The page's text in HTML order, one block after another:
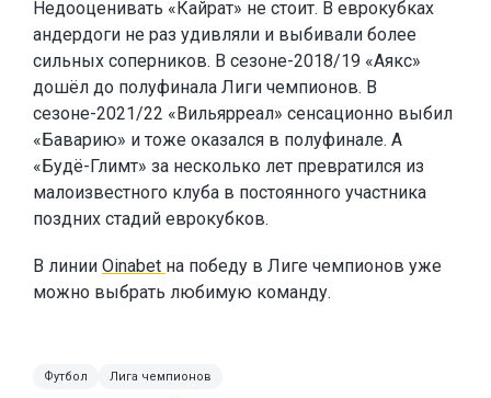
Недооценивать «Кайрат» не стоит. В еврокубках
андердоги не раз удивляли и выбивали более
сильных соперников. В сезоне-2018/19 «Аякс»
дошёл до полуфинала Лиги чемпионов. В
сезоне-2021/22 «Вильярреал» сенсационно выбил
«Баварию» и тоже оказался в полуфинале. А
«Будё-Глимт» за несколько лет превратился из
малоизвестного клуба в постоянного участника
поздних стадий еврокубков.
В линии Oinabet на победу в Лиге чемпионов уже
можно выбрать любимую команду.
Футбол Лига чемпионов